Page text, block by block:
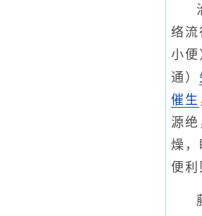
络流
小便
通）
催生
源绝
燥，
便利